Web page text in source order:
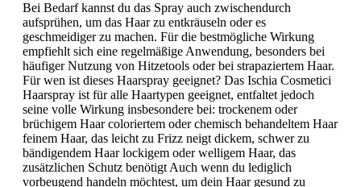
Bei Bedarf kannst du das Spray auch zwischendurch
aufsprühen, um das Haar zu entkräuseln oder es
geschmeidiger zu machen. Für die bestmögliche Wirkung
empfiehlt sich eine regelmäßige Anwendung, besonders bei
häufiger Nutzung von Hitzetools oder bei strapaziertem Haar.
Für wen ist dieses Haarspray geeignet? Das Ischia Cosmetici
Haarspray ist für alle Haartypen geeignet, entfaltet jedoch
seine volle Wirkung insbesondere bei: trockenem oder
brüchigem Haar coloriertem oder chemisch behandeltem Haar
feinem Haar, das leicht zu Frizz neigt dickem, schwer zu
bändigendem Haar lockigem oder welligem Haar, das
zusätzlichen Schutz benötigt Auch wenn du lediglich
vorbeugend handeln möchtest, um dein Haar gesund zu